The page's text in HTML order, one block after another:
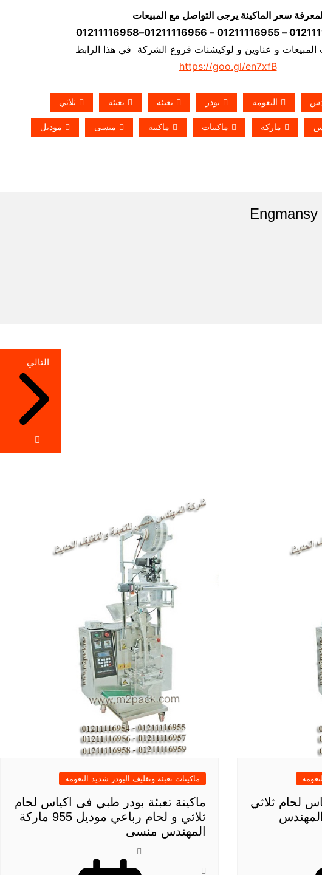
لمعرفة سعر الماكينة يرجى التواصل مع المبيعات
المبيعات و عناوين و لوكيشنات فروع الشركة في هذا الرابط
https://goo.gl/en7xfB
النعومه بودر تعبئة تعبئه ثلاثي
ماركة ماكينات ماكينة منسى موديل
Engmansy
التالي
لحام ثلاثي
ماركة المهندس
ماكينات تعبئه وتغليف البودر شديد النعومه
ماكينة تعبئة بودر طبي فى اكياس لحام
ثلاثي و لحام رباعي موديل 955 ماركة
المهندس منسى